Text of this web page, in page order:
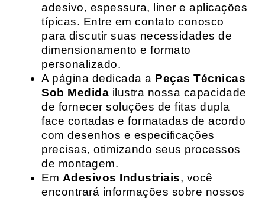
adesivo, espessura, liner e aplicações
típicas. Entre em contato conosco
para discutir suas necessidades de
dimensionamento e formato
personalizado.
A página dedicada a Peças Técnicas
Sob Medida ilustra nossa capacidade
de fornecer soluções de fitas dupla
face cortadas e formatadas de acordo
com desenhos e especificações
precisas, otimizando seus processos
de montagem.
Em Adesivos Industriais, você
encontrará informações sobre nossos